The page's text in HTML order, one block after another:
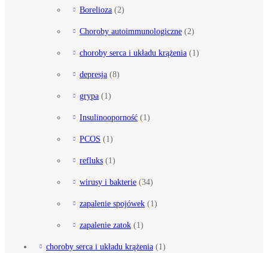
Borelioza (2)
Choroby autoimmunologiczne (2)
choroby serca i układu krążenia (1)
depresja (8)
grypa (1)
Insulinooporność (1)
PCOS (1)
refluks (1)
wirusy i bakterie (34)
zapalenie spojówek (1)
zapalenie zatok (1)
choroby serca i układu krążenia (1)